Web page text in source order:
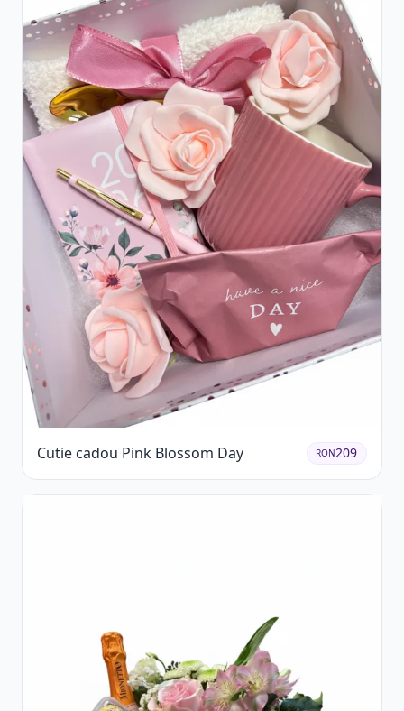
Cutie cadou Pink Blossom Day RON209